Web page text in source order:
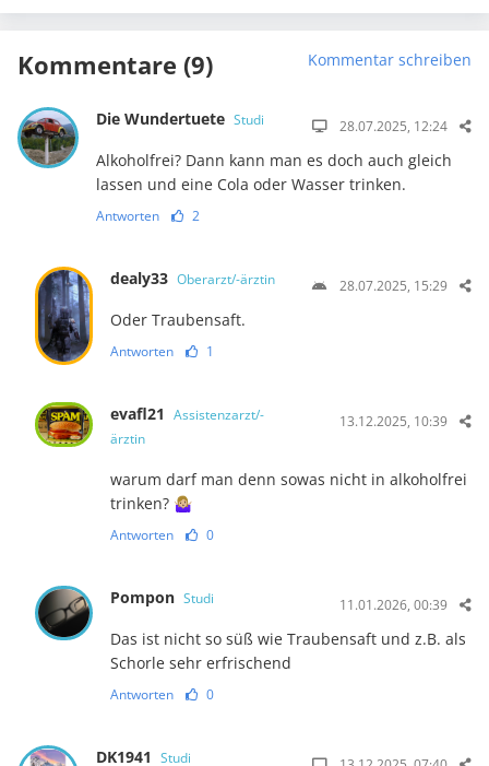
Kommentare (9) Kommentar schreiben
Die Wundertuete Studi 28.07.2025, 12:24
Alkoholfrei? Dann kann man es doch auch gleich
lassen und eine Cola oder Wasser trinken.
Antworten 2
dealy33 Oberarzt/-ärztin 28.07.2025, 15:29
Oder Traubensaft.
Antworten 1
evafl21
Assistenzarzt/-
ärztin
13.12.2025, 10:39
warum darf man denn sowas nicht in alkoholfrei
trinken? 🤷🏼‍♀️
Antworten 0
Pompon Studi 11.01.2026, 00:39
Das ist nicht so süß wie Traubensaft und z.B. als
Schorle sehr erfrischend
Antworten 0
DK1941 Studi